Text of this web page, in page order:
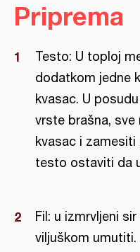
Priprema
Testo: U toploj
dodatkom jedne
kvasac. U
vrste brašna, sve
kvasac i
testo ostaviti da
Fil: u izmrvljeni
viljuškom umutiti.